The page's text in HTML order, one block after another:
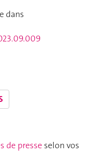
dans
de presse selon vos